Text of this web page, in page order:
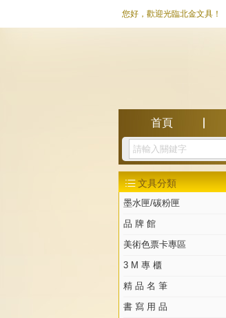
您好，歡迎光臨北金文具！
首頁
幫助中心
文具分類
墨水匣/碳粉匣
品 牌 館
美術色票卡專區
3 M 專 櫃
精 品 名 筆
書 寫 用 品